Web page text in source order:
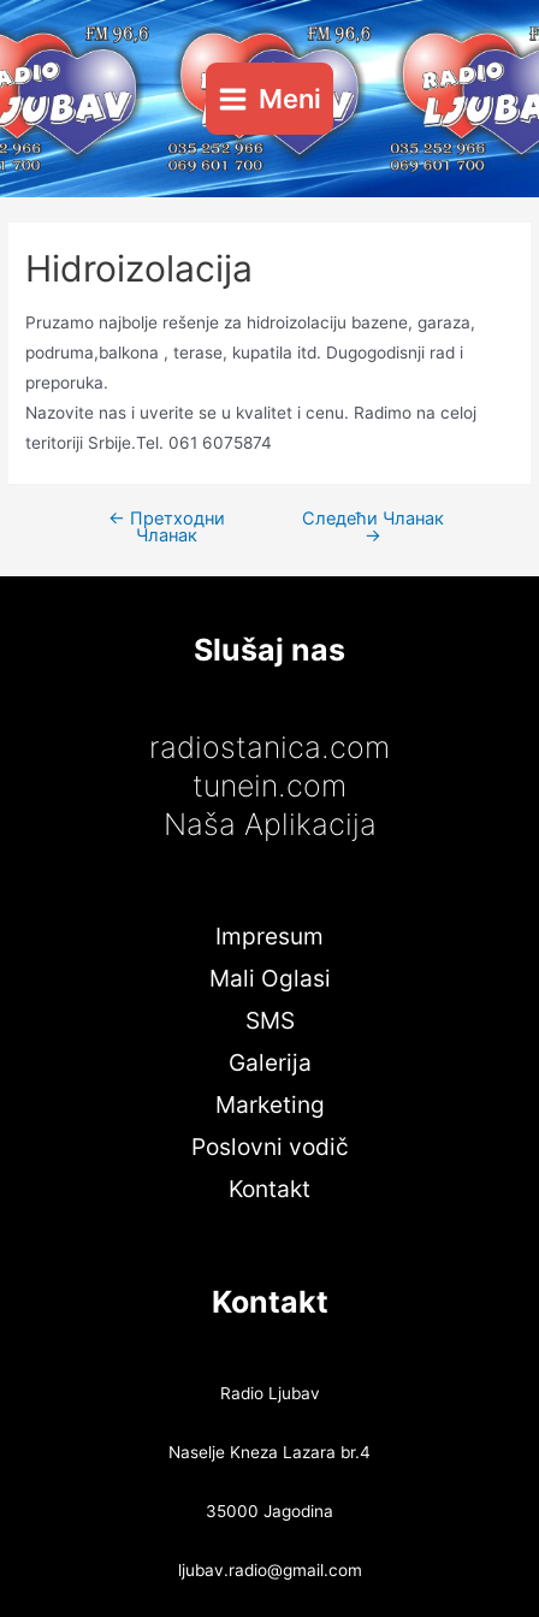
Пређи
на
садржај
Main
Menu
Meni
Hidroizolacija
Pruzamo najbolje rešenje za hidroizolaciju bazene, garaza,
podruma,balkona , terase, kupatila itd. Dugogodisnji rad i
preporuka.
Nazovite nas i uverite se u kvalitet i cenu. Radimo na celoj
teritoriji Srbije.Tel. 061 6075874
Кретање
← Претходни
Чланак
Следећи Чланак
→
Slušaj nas
radiostanica.com
tunein.com
Naša Aplikacija
Impresum
Mali Oglasi
SMS
Galerija
Marketing
Poslovni vodič
Kontakt
Kontakt
Radio Ljubav
Naselje Kneza Lazara br.4
35000 Jagodina
ljubav.radio@gmail.com